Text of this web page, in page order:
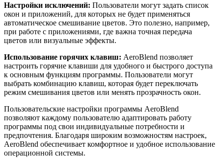
Настройки исключений: Пользователи могут задать список
окон и приложений, для которых не будет применяться
автоматическое смешивание цветов. Это полезно, например,
при работе с приложениями, где важна точная передача
цветов или визуальные эффекты.
Использование горячих клавиш: AeroBlend позволяет
настроить горячие клавиши для удобного и быстрого доступа
к основным функциям программы. Пользователи могут
выбрать комбинацию клавиш, которая будет переключать
режим смешивания цветов или менять прозрачность окон.
Пользовательские настройки программы AeroBlend
позволяют каждому пользователю адаптировать работу
программы под свои индивидуальные потребности и
предпочтения. Благодаря широким возможностям настроек,
AeroBlend обеспечивает комфортное и удобное использование
операционной системы.